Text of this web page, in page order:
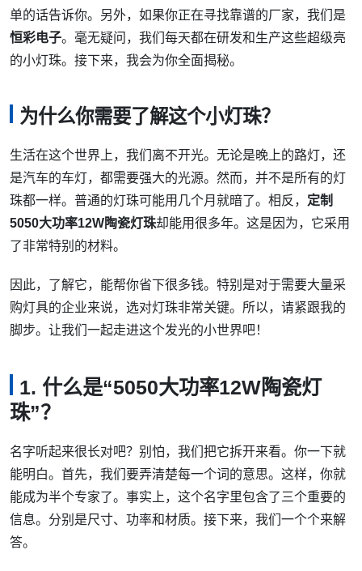
单的话告诉你。另外，如果你正在寻找靠谱的厂家，我们是
恒彩电子。毫无疑问，我们每天都在研发和生产这些超级亮
的小灯珠。接下来，我会为你全面揭秘。
为什么你需要了解这个小灯珠？
生活在这个世界上，我们离不开光。无论是晚上的路灯，还
是汽车的车灯，都需要强大的光源。然而，并不是所有的灯
珠都一样。普通的灯珠可能用几个月就暗了。相反， 定制
5050大功率12W陶瓷灯珠却能用很多年。这是因为，它采用
了非常特别的材料。
因此，了解它，能帮你省下很多钱。特别是对于需要大量采
购灯具的企业来说，选对灯珠非常关键。所以，请紧跟我的
脚步。让我们一起走进这个发光的小世界吧！
1. 什么是“5050大功率12W陶瓷灯
珠”？
名字听起来很长对吧？别怕，我们把它拆开来看。你一下就
能明白。首先，我们要弄清楚每一个词的意思。这样，你就
能成为半个专家了。事实上，这个名字里包含了三个重要的
信息。分别是尺寸、功率和材质。接下来，我们一个个来解
答。